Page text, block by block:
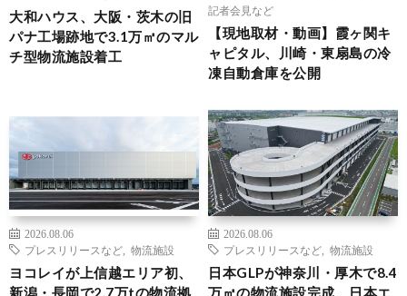
大和ハウス、大阪・茨木の旧
パナ工場跡地で3.1万㎡のマル
チ型物流施設着工
記者会見など
【現地取材・動画】霞ヶ関キ
ャピタル、川崎・東扇島の冷
凍自動倉庫を公開
2026.08.06
プレスリリースなど
物流施設
ヨコレイが上信越エリア初、
新潟・長岡で2.7万tの物流拠
2026.08.06
プレスリリースなど
物流施設
日本GLPが神奈川・厚木で8.4
万㎡の物流施設完成、日本エ